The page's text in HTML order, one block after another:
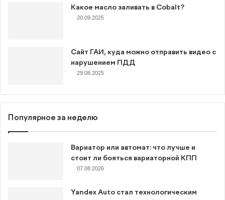
Какое масло заливать в Cobalt?
20.09.2025
Сайт ГАИ, куда можно отправить видео с
нарушением ПДД
29.08.2025
Популярное за неделю
Вариатор или автомат: что лучше и
стоит ли бояться вариаторной КПП
07.08.2026
Yandex Auto стал технологическим